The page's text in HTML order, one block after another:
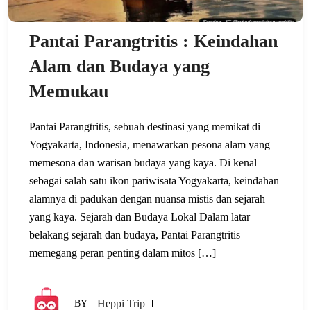
Pantai Parangtritis : Keindahan
Alam dan Budaya yang
Memukau
Pantai Parangtritis, sebuah destinasi yang memikat di
Yogyakarta, Indonesia, menawarkan pesona alam yang
memesona dan warisan budaya yang kaya. Di kenal
sebagai salah satu ikon pariwisata Yogyakarta, keindahan
alamnya di padukan dengan nuansa mistis dan sejarah
yang kaya. Sejarah dan Budaya Lokal Dalam latar
belakang sejarah dan budaya, Pantai Parangtritis
memegang peran penting dalam mitos […]
BY Heppi Trip